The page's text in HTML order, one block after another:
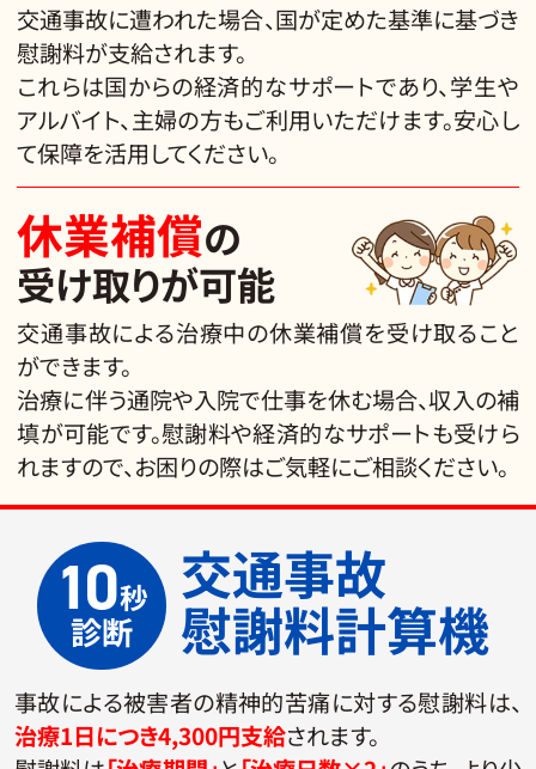
交通事故に遭われた場合、国が定めた基準に基づき
慰謝料が支給されます。
これらは国からの経済的なサポートであり、学生や
アルバイト、主婦の方もご利用いただけます。安心し
て保障を活用してください。
休業補償の
受け取りが可能
交通事故による治療中の休業補償を受け取ること
ができます。
治療に伴う通院や入院で仕事を休む場合、収入の補
填が可能です。慰謝料や経済的なサポートも受けら
れますので、お困りの際はご気軽にご相談ください。
10秒
診断
交通事故
慰謝料計算機
事故による被害者の精神的苦痛に対する慰謝料は、
治療1日につき4,300円支給されます。